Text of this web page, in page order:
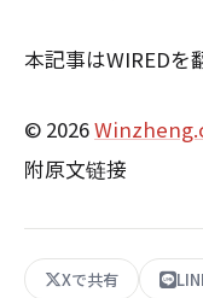
本記事はWIREDを
© 2026
附原文链接
Xで共有